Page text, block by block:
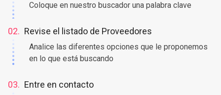
Coloque en nuestro buscador una palabra clave
02. Revise el listado de Proveedores
Analice las diferentes opciones que le proponemos
en lo que está buscando
03. Entre en contacto